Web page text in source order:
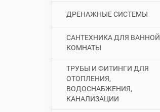
ДРЕНАЖНЫЕ СИСТЕМЫ
САНТЕХНИКА ДЛЯ ВАННОЙ
КОМНАТЫ
ТРУБЫ И ФИТИНГИ ДЛЯ
ОТОПЛЕНИЯ,
ВОДОСНАБЖЕНИЯ,
КАНАЛИЗАЦИИ